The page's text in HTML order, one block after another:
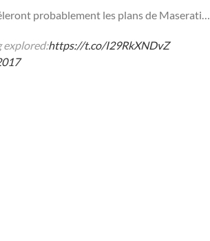
probablement les plans de Maserati…
https://t.co/I29RkXNDvZ